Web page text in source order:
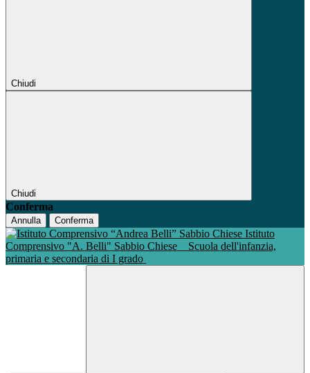
Chiudi
Chiudi
Conferma
Annulla Conferma
Istituto
Comprensivo "A. Belli" Sabbio Chiese
Scuola dell'infanzia,
primaria e secondaria di I grado